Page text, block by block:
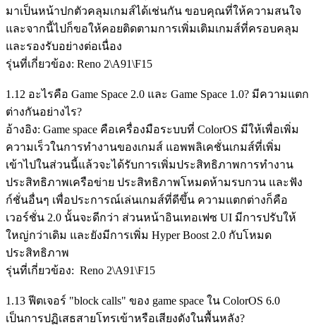
มาเป็นหน้าปกตัวคลุมเกมส์ได้เช่นกัน ขอบคุณที่ให้ความสนใจ
และจากนี้ไปก็ขอให้คอยติดตามการเพิ่มเติมเกมส์ที่ครอบคลุม
และรองรับอย่างต่อเนื่อง
รุ่นที่เกี่ยวข้อง: Reno 2\A91\F15
1.12 อะไรคือ Game Space 2.0 และ Game Space 1.0? มีความแตก
ต่างกันอย่างไร?
อ้างอิง: Game space คือเครื่องมือระบบที่ ColorOS มีให้เพื่อเพิ่ม
ความเร็วในการทำงานของเกมส์ แอพพลิเคชั่นเกมส์ที่เพิ่ม
เข้าไปในส่วนนี้แล้วจะได้รับการเพิ่มประสิทธิภาพการทำงาน
ประสิทธิภาพเครือข่าย ประสิทธิภาพโหมดห้ามรบกวน และฟัง
ก์ชั่นอื่นๆ เพื่อประการณ์เล่นเกมส์ที่ดีขึ้น ความแตกต่างก็คือ
เวอร์ชั่น 2.0 นั้นจะดีกว่า ส่วนหน้าอินเทอเฟซ UI มีการปรับให้
ใหญ่กว่าเดิม และยังมีการเพิ่ม Hyper Boost 2.0 กับโหมด
ประสิทธิภาพ
รุ่นที่เกี่ยวข้อง: Reno 2\A91\F15
1.13 ฟีตเจอร์ "block calls" ของ game space ใน ColorOS 6.0
เป็นการปฏิเสธสายโทรเข้าหรือเสียงดังในพื้นหลัง?